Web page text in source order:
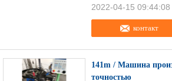
контакт
2022-04-15 09:44:08
141m / Машина
точностью